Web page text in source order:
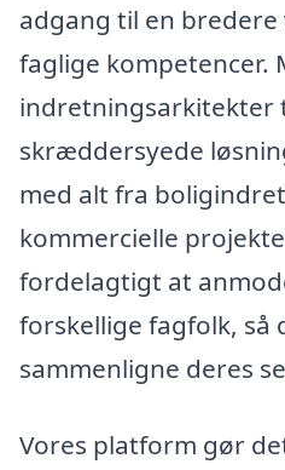
adgang til en
faglige kompetencer.
indretningsarkitekter
skræddersyede
med alt fra
kommercielle
fordelagtigt at
forskellige fagfolk, så
sammenligne deres
Vores platform gør